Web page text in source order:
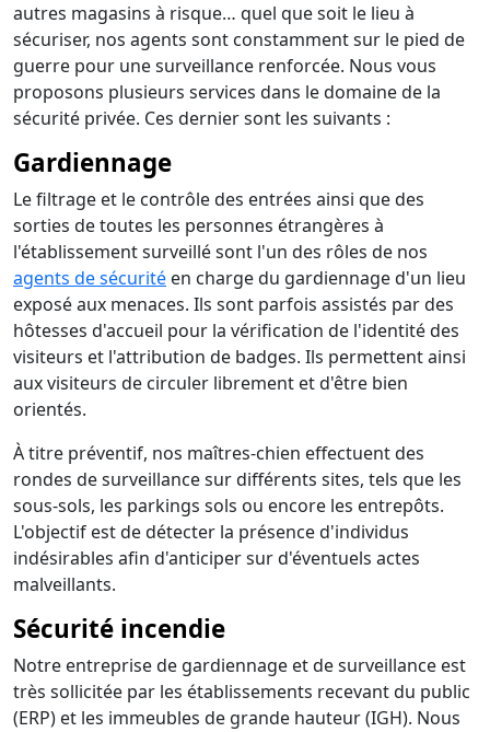
autres magasins à risque… quel que soit le lieu à
sécuriser, nos agents sont constamment sur le pied de
guerre pour une surveillance renforcée. Nous vous
proposons plusieurs services dans le domaine de la
sécurité privée. Ces dernier sont les suivants :
Gardiennage
Le filtrage et le contrôle des entrées ainsi que des
sorties de toutes les personnes étrangères à
l'établissement surveillé sont l'un des rôles de nos
agents de sécurité en charge du gardiennage d'un lieu
exposé aux menaces. Ils sont parfois assistés par des
hôtesses d'accueil pour la vérification de l'identité des
visiteurs et l'attribution de badges. Ils permettent ainsi
aux visiteurs de circuler librement et d'être bien
orientés.
À titre préventif, nos maîtres-chien effectuent des
rondes de surveillance sur différents sites, tels que les
sous-sols, les parkings sols ou encore les entrepôts.
L'objectif est de détecter la présence d'individus
indésirables afin d'anticiper sur d'éventuels actes
malveillants.
Sécurité incendie
Notre entreprise de gardiennage et de surveillance est
très sollicitée par les établissements recevant du public
(ERP) et les immeubles de grande hauteur (IGH). Nous